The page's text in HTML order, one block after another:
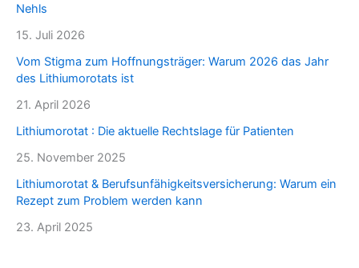
Nehls
15. Juli 2026
Vom Stigma zum Hoffnungsträger: Warum 2026 das Jahr
des Lithiumorotats ist
21. April 2026
Lithiumorotat : Die aktuelle Rechtslage für Patienten
25. November 2025
Lithiumorotat & Berufsunfähigkeitsversicherung: Warum ein
Rezept zum Problem werden kann
23. April 2025